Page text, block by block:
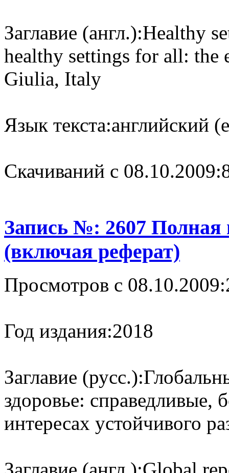
Заглавие (англ.):Healthy
healthy settings for all: the
Giulia, Italy
Язык текста:английский
Cкачиваний с 08.10.2009:
Запись №: 2607 Полная
(включая реферат)
Просмотров с 08.10.2009:
Год издания:2018
Заглавие (русс.):
здоровье: справедливые,
интересах устойчивого